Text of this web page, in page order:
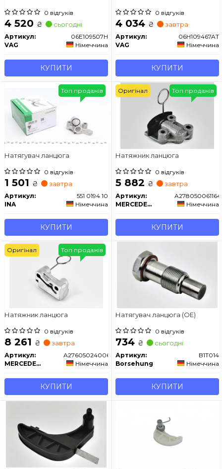
0 відгуків
4 520 ₴ сьогодні
Артикул:
06E109507H
VAG
Німеччина
КУПИТИ
0 відгуків
4 034 ₴ завтра
Артикул:
06H109467AT
VAG
Німеччина
КУПИТИ
Натягувач ланцюга
0 відгуків
1 501 ₴ завтра
Артикул:
551 0194 10
INA
Німеччина
КУПИТИ
Топ продажів
Натяжник ланцюга
0 відгуків
5 882 ₴ завтра
Артикул:
A278050061164
MERCEDES-BENZ
Німеччина
КУПИТИ
Топ продажів
Оригінал
Натяжник ланцюга
0 відгуків
8 261 ₴ завтра
Артикул:
A276050240064
MERCEDES-BENZ
Німеччина
КУПИТИ
Топ продажів
Оригінал
Натягувач ланцюга (OE)
0 відгуків
734 ₴ сьогодні
Артикул:
B1T014
Borsehung
Німеччина
КУПИТИ